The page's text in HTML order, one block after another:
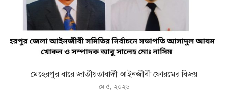
মেহেরপুর বারে জাতীয়তাবাদী আইনজীবী ফোরমের বিজয়
মে ৫, ২০২৬